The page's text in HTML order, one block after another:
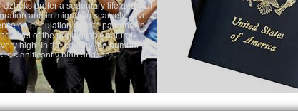
life and that
scarcely have
patterns. In
natural
the number of
the
of the lowest
tradition, the
quite sacred.
in villages, is
family has
Model
Air-
Audio
Rent